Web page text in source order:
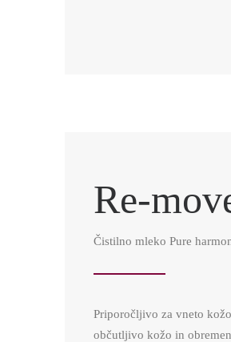
Re-
Čistilno mleko Pure
Priporočljivo za vneto
občutljivo kožo in